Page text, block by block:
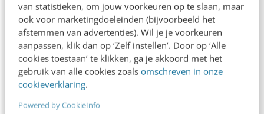
van statistieken, om jouw voorkeuren op te slaan, maar
ook voor marketingdoeleinden (bijvoorbeeld het
afstemmen van advertenties). Wil je je voorkeuren
aanpassen, klik dan op ‘Zelf instellen’. Door op ‘Alle
cookies toestaan’ te klikken, ga je akkoord met het
gebruik van alle cookies zoals omschreven in onze
cookieverklaring.
Powered by CookieInfo
daar
con
curr
enti